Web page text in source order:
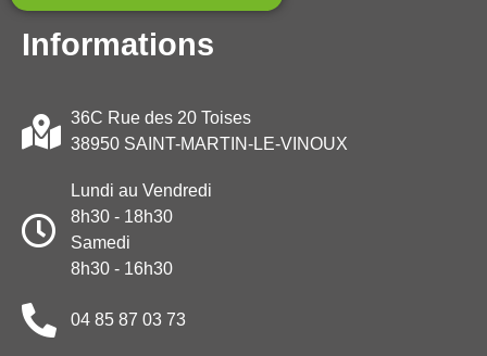
Informations
36C Rue des 20 Toises
38950 SAINT-MARTIN-LE-VINOUX
Lundi au Vendredi
8h30 - 18h30
Samedi
8h30 - 16h30
04 85 87 03 73